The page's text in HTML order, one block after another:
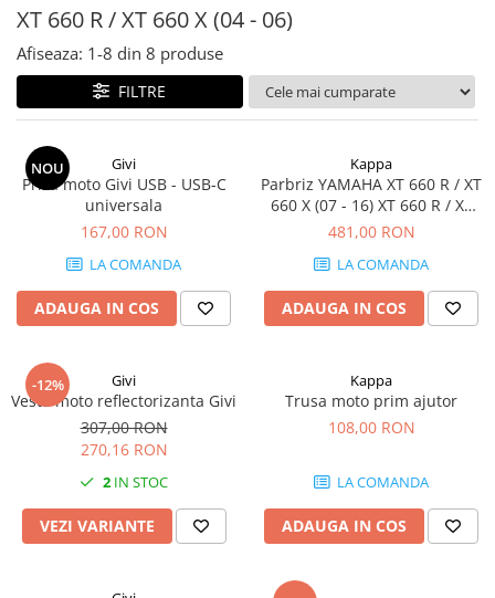
Chei & butuci
Piese
Placi
XT 660 R / XT 660 X (04 - 06)
Afiseaza: 1-8 din 8 produse
FILTRE
NOU Givi
Priza moto Givi USB - USB-C
universala
167,00 RON
LA COMANDA
ADAUGA IN COS
Kappa
Parbriz YAMAHA XT 660 R / XT
660 X (07 - 16) XT 660 R / XT
660 X (04 - 06)
481,00 RON
LA COMANDA
ADAUGA IN COS
-12% Givi
Vesta moto reflectorizanta Givi
307,00 RON
270,16 RON
2 IN STOC
VEZI VARIANTE
Kappa
Trusa moto prim ajutor
108,00 RON
LA COMANDA
ADAUGA IN COS